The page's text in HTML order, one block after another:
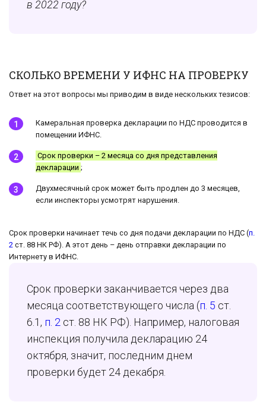
в 2022 году?
СКОЛЬКО ВРЕМЕНИ У ИФНС НА ПРОВЕРКУ
Ответ на этот вопросы мы приводим в виде нескольких тезисов:
Камеральная проверка декларации по НДС проводится в
помещении ИФНС.
Срок проверки – 2 месяца со дня представления
декларации ;
Двухмесячный срок может быть продлен до 3 месяцев,
если инспекторы усмотрят нарушения.
Срок проверки начинает течь со дня подачи декларации по НДС (п.
2 ст. 88 НК РФ). А этот день – день отправки декларации по
Интернету в ИФНС.
Срок проверки заканчивается через два
месяца соответствующего числа (п. 5 ст.
6.1, п. 2 ст. 88 НК РФ). Например, налоговая
инспекция получила декларацию 24
октября, значит, последним днем
проверки будет 24 декабря.